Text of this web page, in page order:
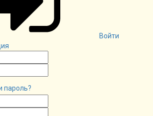
Войти
пароль?